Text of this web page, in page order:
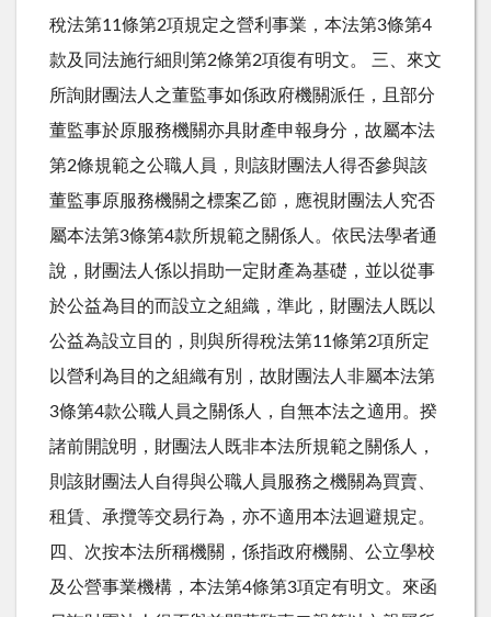
稅法第11條第2項規定之營利事業，本法第3條第4
款及同法施行細則第2條第2項復有明文。 三、來文
所詢財團法人之董監事如係政府機關派任，且部分
董監事於原服務機關亦具財產申報身分，故屬本法
第2條規範之公職人員，則該財團法人得否參與該
董監事原服務機關之標案乙節，應視財團法人究否
屬本法第3條第4款所規範之關係人。依民法學者通
說，財團法人係以捐助一定財產為基礎，並以從事
於公益為目的而設立之組織，準此，財團法人既以
公益為設立目的，則與所得稅法第11條第2項所定
以營利為目的之組織有別，故財團法人非屬本法第
3條第4款公職人員之關係人，自無本法之適用。揆
諸前開說明，財團法人既非本法所規範之關係人，
則該財團法人自得與公職人員服務之機關為買賣、
租賃、承攬等交易行為，亦不適用本法迴避規定。
四、次按本法所稱機關，係指政府機關、公立學校
及公營事業機構，本法第4條第3項定有明文。來函